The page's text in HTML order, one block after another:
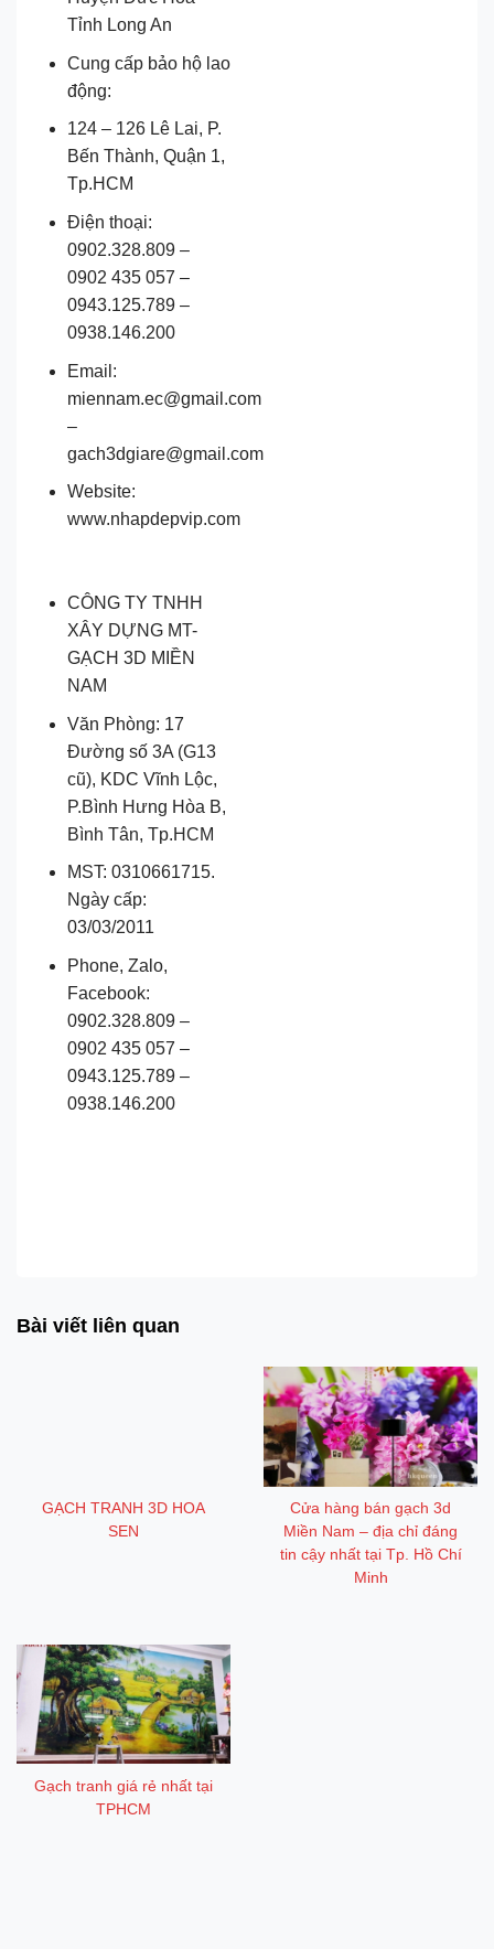
Tỉnh Long An
Cung cấp bảo hộ lao
động:
124 – 126 Lê Lai, P.
Bến Thành, Quận 1,
Tp.HCM
Điện thoại:
0902.328.809 –
0902 435 057 –
0943.125.789 –
0938.146.200
Email:
miennam.ec@gmail.com
–
gach3dgiare@gmail.com
Website:
www.nhapdepvip.com
CÔNG TY TNHH
XÂY DỰNG MT-
GẠCH 3D MIỀN
NAM
Văn Phòng: 17
Đường số 3A (G13
cũ), KDC Vĩnh Lộc,
P.Bình Hưng Hòa B,
Bình Tân, Tp.HCM
MST: 0310661715.
Ngày cấp:
03/03/2011
Phone, Zalo,
Facebook:
0902.328.809 –
0902 435 057 –
0943.125.789 –
0938.146.200
Bài viết liên quan
GẠCH TRANH 3D HOA
SEN
Cửa hàng bán gạch 3d
Miền Nam – địa chỉ đáng
tin cậy nhất tại Tp. Hồ Chí
Minh
Gạch tranh giá rẻ nhất tại
TPHCM